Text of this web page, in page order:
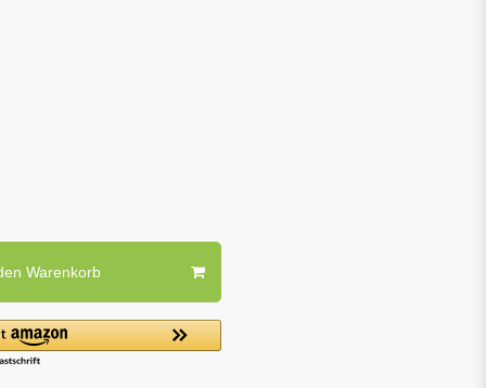
Warenkorb